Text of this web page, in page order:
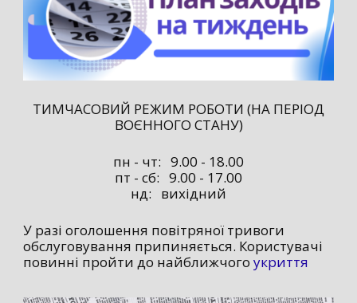
ТИМЧАСОВИЙ РЕЖИМ РОБОТИ (НА ПЕРІОД
ВОЄННОГО СТАНУ)
пн - чт: 9.00 - 18.00
пт - сб: 9.00 - 17.00
нд: вихідний
У разі оголошення повітряної тривоги
обслуговування припиняється. Користувачі
повинні пройти до найближчого укриття